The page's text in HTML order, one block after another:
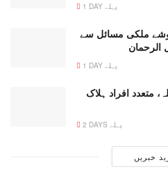
1 DAY پہلے
ملکی مسائل سے
1 DAY پہلے
متعدد افراد ہلاک
2 DAYS پہلے
خبریں